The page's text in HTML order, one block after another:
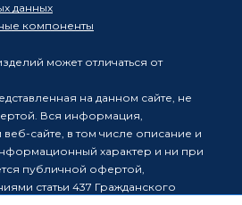
данных
компоненты
может отличаться от
на данном сайте, не
Вся информация,
сайте, в том числе описание и
характер и ни при
публичной офертой,
статьи 437 Гражданского